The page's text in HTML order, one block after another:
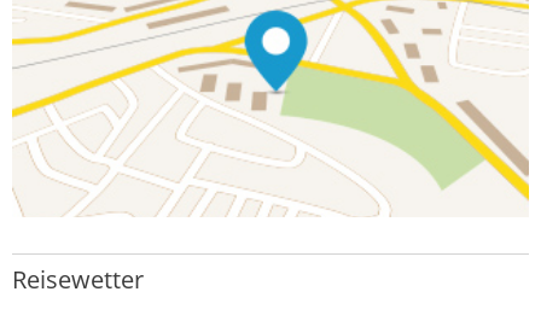
Reisewetter